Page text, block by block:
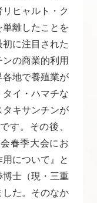
ヒャルト・ク
離したことを
に注目された
の商業的利用
各地で養殖業が
イ・ハマチな
タキサンチンが
す。その後、
春季大会にお
について』と
博士（現・三重
した。そのなか